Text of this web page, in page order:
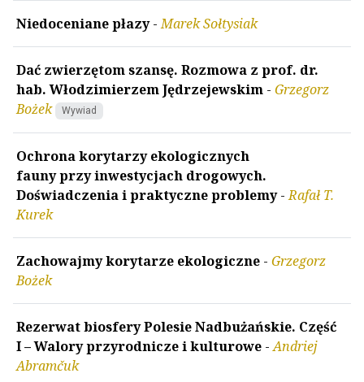
Niedoceniane płazy-Marek Sołtysiak
Dać zwierzętom szansę. Rozmowa z prof. dr.
hab. Włodzimierzem Jędrzejewskim - Grzegorz
Bożek
Wywiad
Ochrona korytarzy ekologicznych
fauny przy inwestycjach drogowych.
Doświadczenia i praktyczne problemy-Rafał T.
Kurek
Zachowajmy korytarze ekologiczne - Grzegorz
Bożek
Rezerwat biosfery Polesie Nadbużańskie. Część
I – Walory przyrodnicze i kulturowe -Andriej
Abramčuk